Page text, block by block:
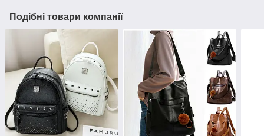
Подібні товари компанії